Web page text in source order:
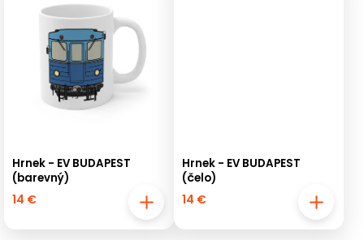
Hrnek - EV BUDAPEST
(barevný)
14 €
Hrnek - EV BUDAPEST
(čelo)
14 €